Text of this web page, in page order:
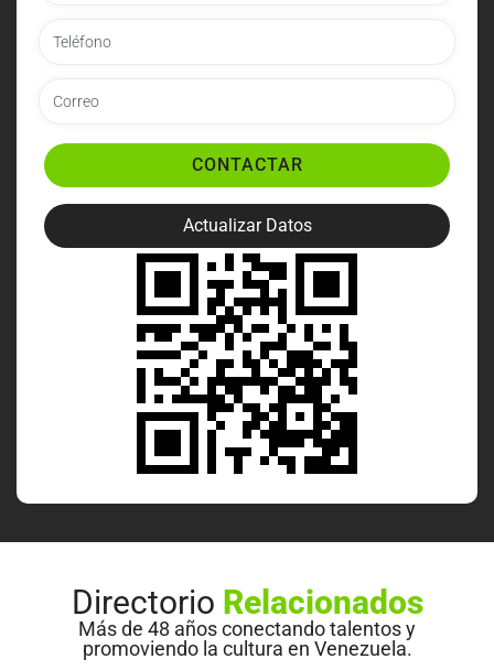
CONTACTAR
Actualizar Datos
Directorio Relacionados
Más de 48 años conectando talentos y
promoviendo la cultura en Venezuela.